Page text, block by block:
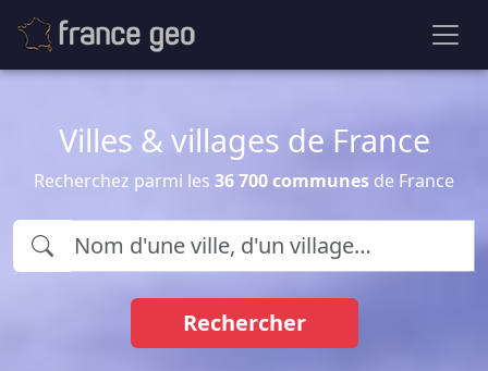
Villes & villages de France
Recherchez parmi les 36 700 communes de France
Rechercher